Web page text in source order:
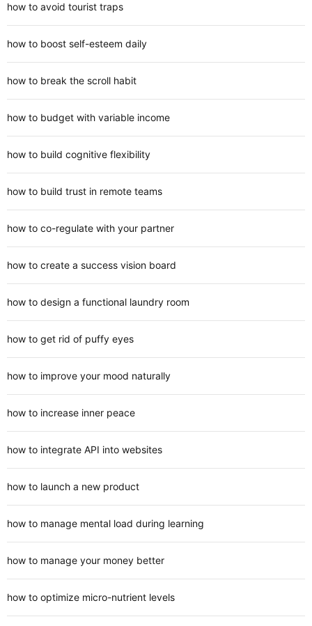
how to avoid tourist traps
how to boost self-esteem daily
how to break the scroll habit
how to budget with variable income
how to build cognitive flexibility
how to build trust in remote teams
how to co-regulate with your partner
how to create a success vision board
how to design a functional laundry room
how to get rid of puffy eyes
how to improve your mood naturally
how to increase inner peace
how to integrate API into websites
how to launch a new product
how to manage mental load during learning
how to manage your money better
how to optimize micro-nutrient levels